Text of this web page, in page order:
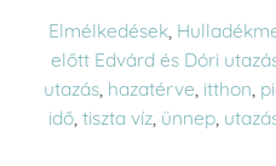
Elmélkedések,
előtt Edvárd és Dóri
utazás, hazatérve, itthon,
idő,tiszta víz, ünnep,